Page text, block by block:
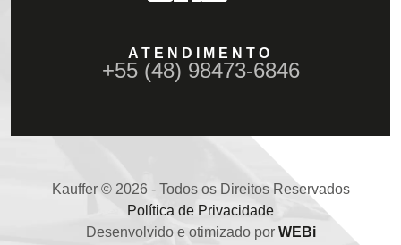
ATENDIMENTO
+55 (48) 98473-6846
Kauffer © 2026 - Todos os Direitos Reservados
Política de Privacidade
Desenvolvido e otimizado por WEBi